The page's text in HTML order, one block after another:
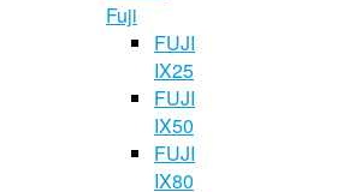
Fuji
FUJI
IX25
FUJI
IX50
FUJI
IX80